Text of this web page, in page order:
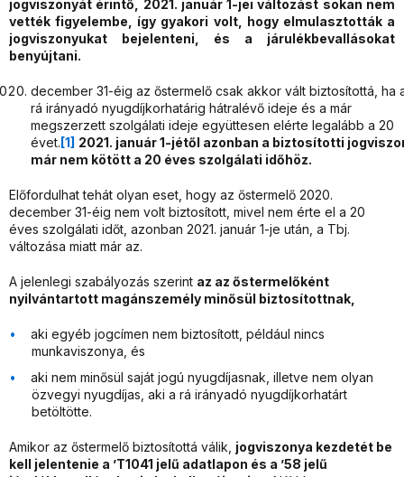
jogviszonyát érintő, 2021. január 1-jei változást sokan nem
vették figyelembe, így gyakori volt, hogy elmulasztották a
jogviszonyukat bejelenteni, és a járulékbevallásokat
benyújtani.
december 31-éig az őstermelő csak akkor vált biztosítottá, ha
rá irányadó nyugdíjkorhatárig hátralévő ideje és a már
megszerzett szolgálati ideje együttesen elérte legalább a 20
évet. [1] 2021. január 1-jétől azonban a biztosítotti
már nem kötött a 20 éves szolgálati időhöz.
Előfordulhat tehát olyan eset, hogy az őstermelő 2020.
december 31-éig nem volt biztosított, mivel nem érte el a 20
éves szolgálati időt, azonban 2021. január 1-je után, a Tbj.
változása miatt már az.
A jelenlegi szabályozás szerint az az őstermelőként
nyilvántartott magánszemély minősül biztosítottnak,
aki egyéb jogcímen nem biztosított, például nincs
munkaviszonya, és
aki nem minősül saját jogú nyugdíjasnak, illetve nem olyan
özvegyi nyugdíjas, aki a rá irányadó nyugdíjkorhatárt
betöltötte.
Amikor az őstermelő biztosítottá válik, jogviszonya kezdetét be
kell jelentenie a ’T1041 jelű adatlapon és a ’58 jelű